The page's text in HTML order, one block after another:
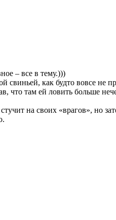
– все в тему.)))
свиньей, как будто вовсе не
что там ей ловить больше
на своих «врагов», но